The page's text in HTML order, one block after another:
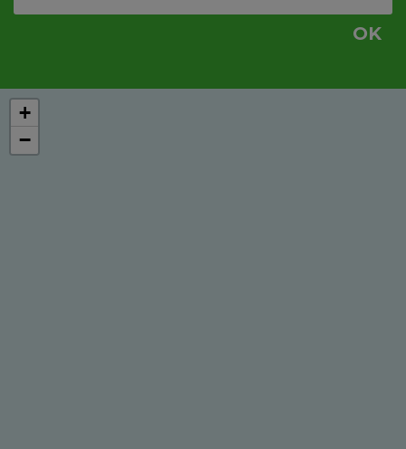
OK
+
−